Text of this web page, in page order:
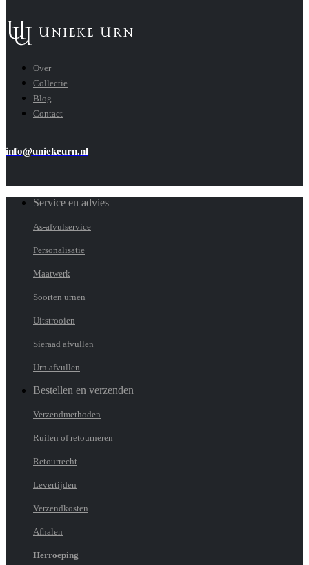
Over
Collectie
Blog
Contact
info@uniekeurn.nl
Service en advies
As-afvulservice
Personalisatie
Maatwerk
Soorten urnen
Uitstrooien
Sieraad afvullen
Urn afvullen
Bestellen en verzenden
Verzendmethoden
Ruilen of retourneren
Retourrecht
Levertijden
Verzendkosten
Afhalen
Herroeping